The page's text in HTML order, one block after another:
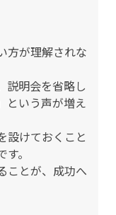
方が理解されな
説明会を省略し
という声が増え
設けておくこと
。
ことが、成功へ